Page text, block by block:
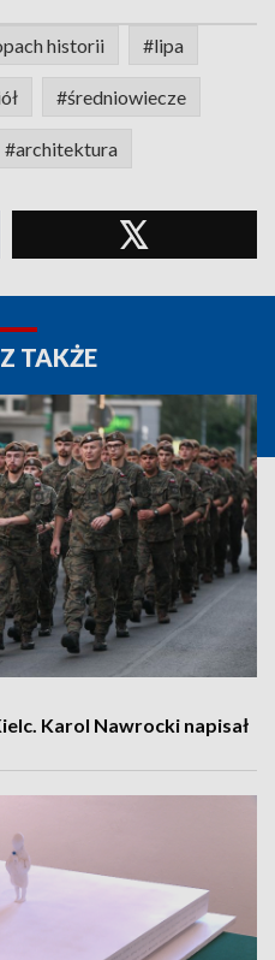
historii #lipa
#średniowiecze
#architektura
TAKŻE
Karol Nawrocki napisał